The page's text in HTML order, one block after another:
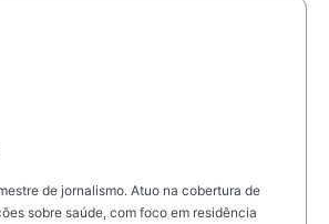
de jornalismo. Atuo na cobertura de
sobre saúde, com foco em residência